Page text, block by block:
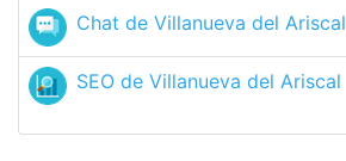
Chat de Villanueva del Ariscal
SEO de Villanueva del Ariscal